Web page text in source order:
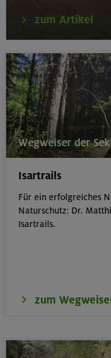
zum Artikel
Wegweiser der
Isartrails
Für ein erfolgreiches
Naturschutz: Dr.
Isartrails.
zum